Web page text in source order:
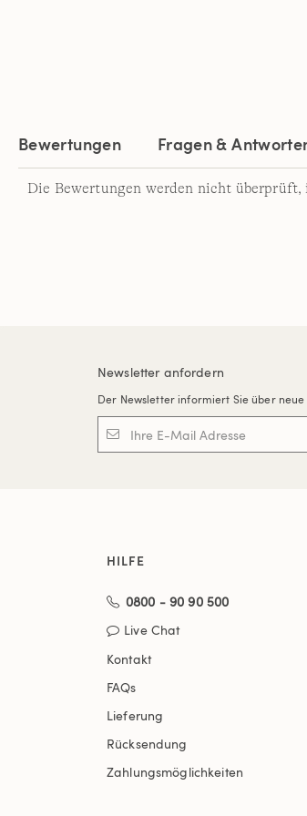
Bewertungen Fragen &
Die Bewertungen werden nicht überprüft,
Newsletter anfordern
Der Newsletter informiert Sie über
HILFE
0800 - 90 90 500
Live Chat
Kontakt
FAQs
Lieferung
Rücksendung
Zahlungsmöglichkeiten